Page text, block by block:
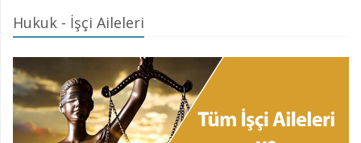
Hukuk - İşçi Aileleri